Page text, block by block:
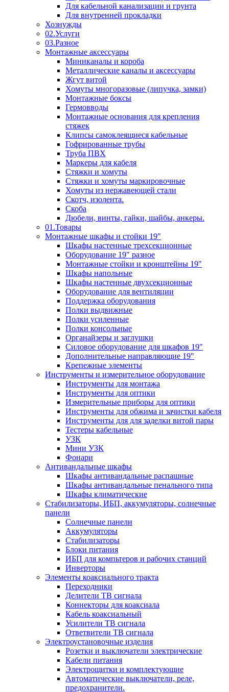
Для кабельной канализации и грунта
Для внутренней прокладки
Хознужды
02.Услуги
03.Разное
Монтажные аксессуары
Миниканалы и короба
Металлические каналы и аксессуары
Жгут витой
Хомуты многоразовые (липучка, замки)
Монтажные боксы
Гермовводы
Монтажные основания для крепления
стяжек
Клипсы самоклеящиеся кабельные
Гофрированные трубы
Труба ПВХ
Маркеры для кабеля
Стяжки и хомуты
Стяжки и хомуты маркировочные
Хомуты из нержавеющей стали
Скотч, изолента.
Скоба
Дюбели, винты, гайки, шайбы, анкеры.
01.Товары
Монтажные шкафы и стойки 19"
Шкафы настенные трехсекционные
Оборудование 19" разное
Монтажные стойки и кронштейны 19"
Шкафы напольные
Шкафы настенные двухсекционные
Оборудование для вентиляции
Поддержка оборудования
Полки выдвижные
Полки усиленные
Полки консольные
Органайзеры и заглушки
Силовое оборудование для шкафов 19"
Дополнительные направляющие 19"
Крепежные элементы
Инструменты и измерительное оборудование
Инструменты для монтажа
Инструменты для оптики
Измерительные приборы для оптики
Инструменты для обжима и зачистки кабеля
Инструменты для для заделки витой пары
Тестеры кабельные
УЗК
Мини УЗК
Фонари
Антивандальные шкафы
Шкафы антивандальные распашные
Шкафы антивандальные пенального типа
Шкафы климатические
Стабилизаторы, ИБП, аккумуляторы, солнечные
панели
Солнечные панели
Аккумуляторы
Стабилизаторы
Блоки питания
ИБП для компьтеров и рабочих станций
Инверторы
Элементы коаксиального тракта
Переходники
Делители ТВ сигнала
Коннекторы для коаксиала
Кабель коаксиальный
Усилители ТВ сигнала
Ответвители ТВ сигнала
Электроустановочные изделия
Розетки и выключатели электрические
Кабели питания
Электрощитки и комплектующие
Автоматические выключатели, реле,
предохранители.